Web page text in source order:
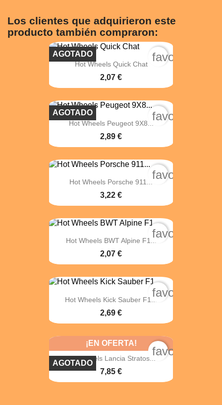
Los clientes que adquirieron este
producto también compraron:
Hot Wheels Quick Chat
2,07 €
AGOTADO
Hot Wheels Peugeot 9X8...
2,89 €
AGOTADO
Hot Wheels Porsche 911...
3,22 €
Hot Wheels BWT Alpine F1...
2,07 €
Hot Wheels Kick Sauber F1...
2,69 €
Hot Wheels Lancia Stratos...
7,85 €
¡EN OFERTA!
AGOTADO